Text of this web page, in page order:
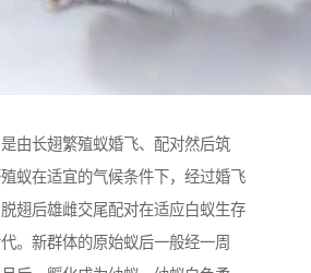
由长翅繁殖蚁婚飞、配对然后筑
蚁在适宜的气候条件下，经过婚飞
翅后雄雌交尾配对在适应白蚁生存
。新群体的原始蚁后一般经一周